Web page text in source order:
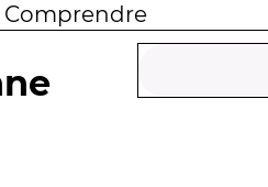
Comprendre